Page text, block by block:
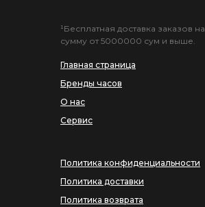
Главная страница
Бренды часов
О нас
Сервис
¹Бесплатная доставка заказов на
сумму от 5000000 сум и выше.
Политика конфиденциальности
Политика доставки
Политика возврата